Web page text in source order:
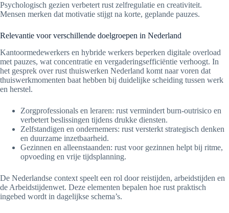
Psychologisch gezien verbetert rust zelfregulatie en creativiteit.
Mensen merken dat motivatie stijgt na korte, geplande pauzes.
Relevantie voor verschillende doelgroepen in Nederland
Kantoormedewerkers en hybride werkers beperken digitale overload
met pauzes, wat concentratie en vergaderingsefficiëntie verhoogt. In
het gesprek over rust thuiswerken Nederland komt naar voren dat
thuiswerkmomenten baat hebben bij duidelijke scheiding tussen werk
en herstel.
Zorgprofessionals en leraren: rust vermindert burn-outrisico en
verbetert beslissingen tijdens drukke diensten.
Zelfstandigen en ondernemers: rust versterkt strategisch denken
en duurzame inzetbaarheid.
Gezinnen en alleenstaanden: rust voor gezinnen helpt bij ritme,
opvoeding en vrije tijdsplanning.
De Nederlandse context speelt een rol door reistijden, arbeidstijden en
de Arbeidstijdenwet. Deze elementen bepalen hoe rust praktisch
ingebed wordt in dagelijkse schema’s.